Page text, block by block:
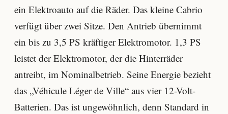
ein Elektroauto auf die Räder. Das kleine Cabrio
verfügt über zwei Sitze. Den Antrieb übernimmt
ein bis zu 3,5 PS kräftiger Elektromotor. 1,3 PS
leistet der Elektromotor, der die Hinterräder
antreibt, im Nominalbetrieb. Seine Energie bezieht
das „Véhicule Léger de Ville“ aus vier 12-Volt-
Batterien. Das ist ungewöhnlich, denn Standard in